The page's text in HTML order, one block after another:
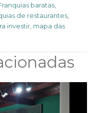
baratas,
de restaurantes,
investir, mapa das